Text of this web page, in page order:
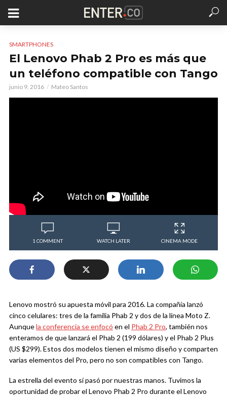
SMARTPHONES
El Lenovo Phab 2 Pro es más que
un teléfono compatible con Tango
junio 9, 2016 Mateo Santos
1 COMMENT WATCH LATER CINEMA MODE
Lenovo mostró su apuesta móvil para 2016. La compañía lanzó
cinco celulares: tres de la familia Phab 2 y dos de la línea Moto Z.
Aunquela conferencia se enfocó en el Phab 2 Pro, también nos
enteramos de que lanzará el Phab 2 (199 dólares) y el Phab 2 Plus
(US $299). Estos dos modelos tienen el mismo diseño y comparten
varias elementos del Pro, pero no son compatibles con Tango.
La estrella del evento sí pasó por nuestras manos. Tuvimos la
oportunidad de probar el Lenovo Phab 2 Pro durante el Lenovo